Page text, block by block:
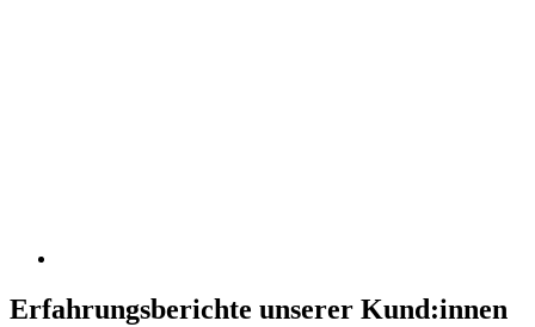
Erfahrungsberichte unserer Kund:innen